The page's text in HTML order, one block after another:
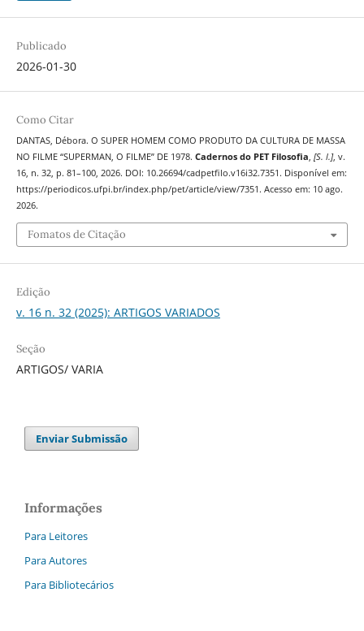
Publicado
2026-01-30
Como Citar
DANTAS, Débora. O SUPER HOMEM COMO PRODUTO DA CULTURA DE MASSA
NO FILME “SUPERMAN, O FILME” DE 1978. Cadernos do PET Filosofia, [S. l.], v.
16, n. 32, p. 81–100, 2026. DOI: 10.26694/cadpetfilo.v16i32.7351. Disponível em:
https://periodicos.ufpi.br/index.php/pet/article/view/7351. Acesso em: 10 ago.
2026.
Fomatos de Citação
Edição
v. 16 n. 32 (2025): ARTIGOS VARIADOS
Seção
ARTIGOS/ VARIA
Enviar Submissão
Informações
Para Leitores
Para Autores
Para Bibliotecários